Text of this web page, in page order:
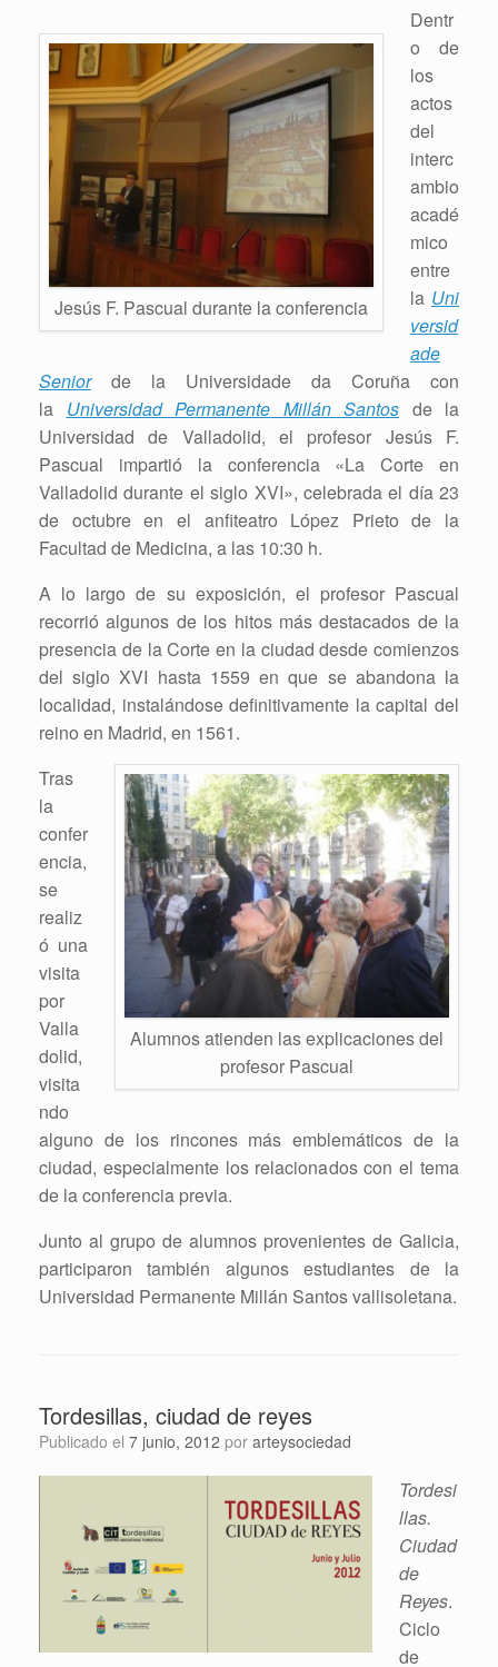
Jesús F. Pascual durante la conferencia
Dentr
o de
los
actos
del
interc
ambio
acadé
mico
entre
la Uni
versid
ade
Seniorde la Universidade da Coruña con
la Universidad Permanente Millán Santos de la
Universidad de Valladolid, el profesor Jesús F.
Pascual impartió la conferencia «La Corte en
Valladolid durante el siglo XVI», celebrada el día 23
de octubre en el anfiteatro López Prieto de la
Facultad de Medicina, a las 10:30 h.
A lo largo de su exposición, el profesor Pascual
recorrió algunos de los hitos más destacados de la
presencia de la Corte en la ciudad desde comienzos
del siglo XVI hasta 1559 en que se abandona la
localidad, instalándose definitivamente la capital del
reino en Madrid, en 1561.
Alumnos atienden las explicaciones del
profesor Pascual
Tras
la
confer
encia,
se
realiz
ó una
visita
por
Valla
dolid,
visita
ndo
alguno de los rincones más emblemáticos de la
ciudad, especialmente los relacionados con el tema
de la conferencia previa.
Junto al grupo de alumnos provenientes de Galicia,
participaron también algunos estudiantes de la
Universidad Permanente Millán Santos vallisoletana.
Tordesillas, ciudad de reyes
Publicado el 7 junio, 2012 por arteysociedad
Tordesi
llas.
Ciudad
de
Reyes.
Ciclo
de